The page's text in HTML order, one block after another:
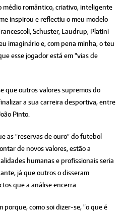
médio romântico, criativo, inteligente
inspirou e reflectiu o meu modelo
Schuster, Laudrup, Platini
imaginário e, com pena minha, o teu
esse jogador está em "vias de
que outros valores supremos do
a sua carreira desportiva, entre
Pinto.
as "reservas de ouro" do futebol
de novos valores, estão a
humanas e profissionais seria
já que outros o disseram
que a análise encerra.
porque, como soi dizer-se, "o que é